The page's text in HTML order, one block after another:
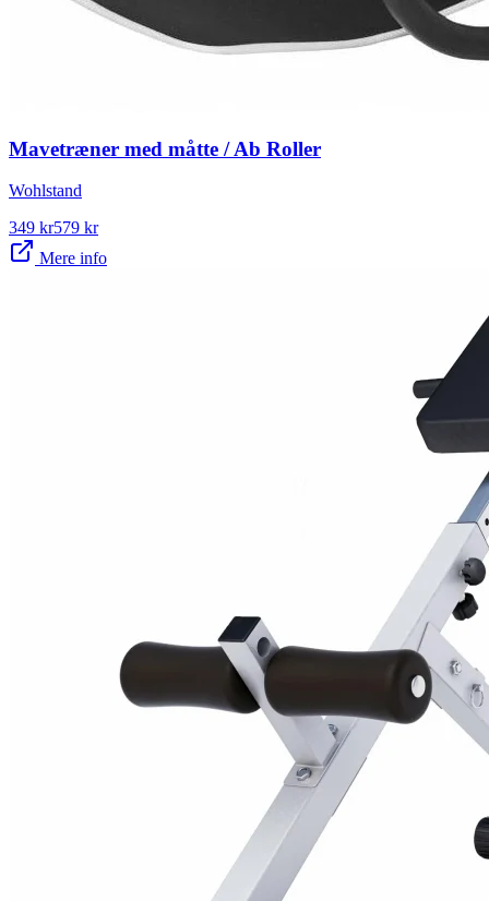
Mavetræner med måtte / Ab Roller
Wohlstand
349 kr579 kr
Mere info